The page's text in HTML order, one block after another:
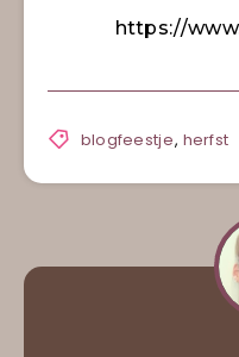
blogfeestje, herfst